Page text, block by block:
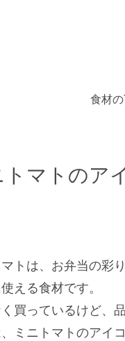
食材の
トマトのア
マトは、お弁当の彩
える食材です。
買っているけど、
ミニトマトのアイ